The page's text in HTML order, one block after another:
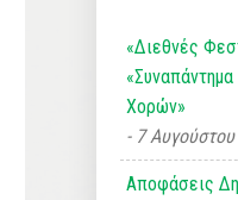
«Διεθνές
Χορών»
7
Αποφάσεις